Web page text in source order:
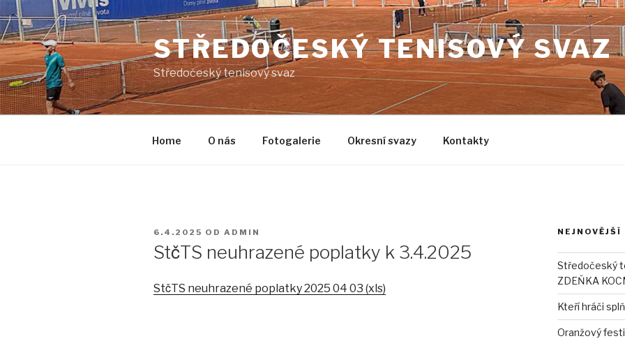
Přejít
k
obsahu
webu
STŘEDOČESKÝ TENISOVÝ SVAZ
Středočeský tenisový svaz
Home O nás Fotogalerie Okresní svazy Kontakty
PUBLIKOVÁNO
6.4.2025 OD ADMIN
StčTS neuhrazené poplatky k 3.4.2025
StčTS neuhrazené poplatky 2025 04 03 (xls)
NEJNOVĚJŠÍ
Středočeský
ZDEŇKA
Kteří hráči
Oranžový